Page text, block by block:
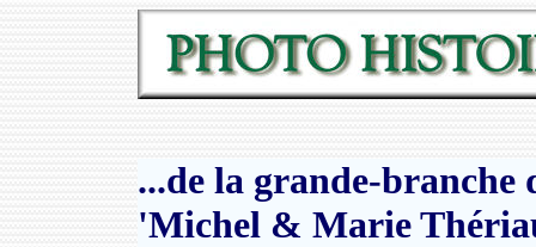
...de la grande-branche
'Michel & Marie